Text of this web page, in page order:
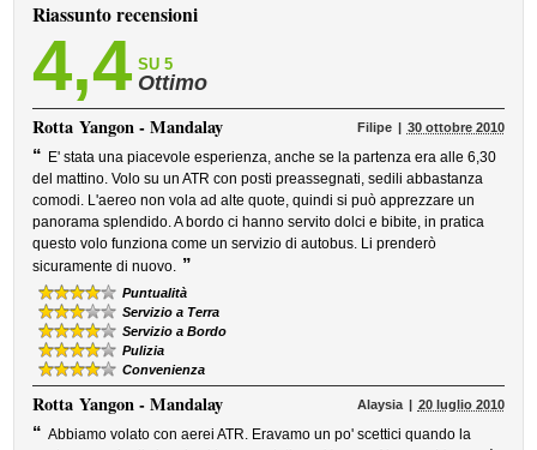
Riassunto recensioni
4,4 SU 5
Ottimo
RottaYangon - Mandalay Filipe 30 ottobre 2010
“ E' stata una piacevole esperienza, anche se la partenza era alle 6,30
del mattino. Volo su un ATR con posti preassegnati, sedili abbastanza
comodi. L'aereo non vola ad alte quote, quindi si può apprezzare un
panorama splendido. A bordo ci hanno servito dolci e bibite, in pratica
questo volo funziona come un servizio di autobus. Li prenderò
sicuramente di nuovo. ”
Puntualità
Servizio a Terra
Servizio a Bordo
Pulizia
Convenienza
RottaYangon - Mandalay Alaysia 20 luglio 2010
“ Abbiamo volato con aerei ATR. Eravamo un po' scettici quando la